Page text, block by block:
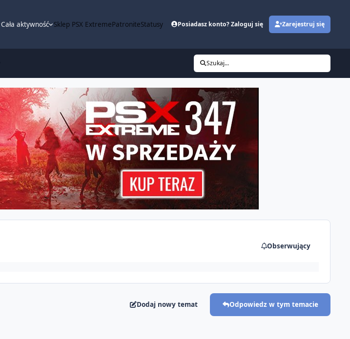
Cała aktywność Sklep PSX ExtremePatroniteStatusy Posiadasz konto? Zaloguj się Zarejestruj się
Szukaj...
Obserwujący
Dodaj nowy temat Odpowiedz w tym temacie